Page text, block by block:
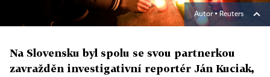
Autor ▪Reuters
Na Slovensku byl spolu se svou partnerkou
zavražděn investigativní reportér Ján Kuciak,